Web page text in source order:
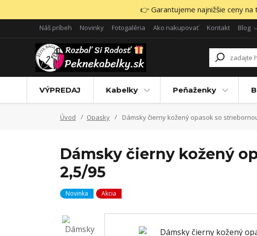
👉 Garantujeme najnižšie ceny
Náš príbeh Novinky Fotogaléria Ako nakupovať Kontakt Blog
VÝPREDAJ Kabelky Peňaženky
Úvod Opasky Dámsky čierny kožený opasok so
Dámsky čierny kožený
2,5/95
Novinka Akcia